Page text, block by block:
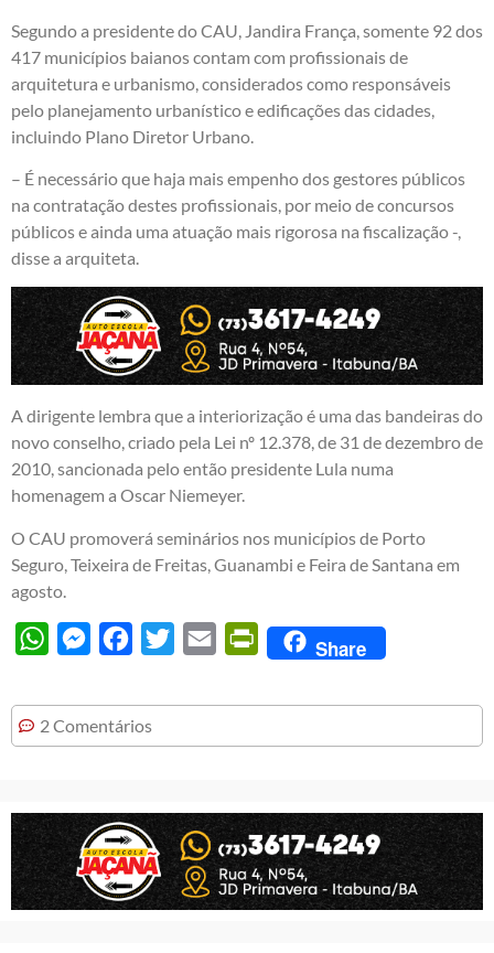
Segundo a presidente do CAU, Jandira França, somente 92 dos
417 municípios baianos contam com profissionais de
arquitetura e urbanismo, considerados como responsáveis
pelo planejamento urbanístico e edificações das cidades,
incluindo Plano Diretor Urbano.
– É necessário que haja mais empenho dos gestores públicos
na contratação destes profissionais, por meio de concursos
públicos e ainda uma atuação mais rigorosa na fiscalização -,
disse a arquiteta.
A dirigente lembra que a interiorização é uma das bandeiras do
novo conselho, criado pela Lei nº 12.378, de 31 de dezembro de
2010, sancionada pelo então presidente Lula numa
homenagem a Oscar Niemeyer.
O CAU promoverá seminários nos municípios de Porto
Seguro, Teixeira de Freitas, Guanambi e Feira de Santana em
agosto.
WhatsAppMessengerFacebook
Twitter Email PrintFriendly
Share
2 Comentários